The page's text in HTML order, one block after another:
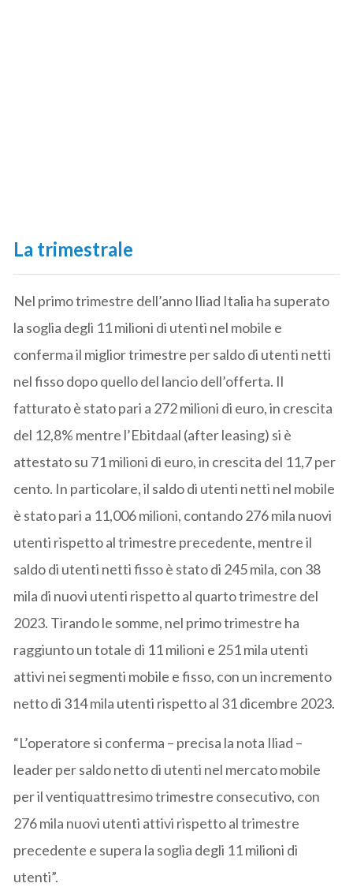
La trimestrale
Nel primo trimestre dell’anno Iliad Italia ha superato
la soglia degli 11 milioni di utenti nel mobile e
conferma il miglior trimestre per saldo di utenti netti
nel fisso dopo quello del lancio dell’offerta. Il
fatturato è stato pari a 272 milioni di euro, in crescita
del 12,8% mentre l’Ebitdaal (after leasing) si è
attestato su 71 milioni di euro, in crescita del 11,7 per
cento. In particolare, il saldo di utenti netti nel mobile
è stato pari a 11,006 milioni, contando 276 mila nuovi
utenti rispetto al trimestre precedente, mentre il
saldo di utenti netti fisso è stato di 245 mila, con 38
mila di nuovi utenti rispetto al quarto trimestre del
2023. Tirando le somme, nel primo trimestre ha
raggiunto un totale di 11 milioni e 251 mila utenti
attivi nei segmenti mobile e fisso, con un incremento
netto di 314 mila utenti rispetto al 31 dicembre 2023.
“L’operatore si conferma – precisa la nota Iliad –
leader per saldo netto di utenti nel mercato mobile
per il ventiquattresimo trimestre consecutivo, con
276 mila nuovi utenti attivi rispetto al trimestre
precedente e supera la soglia degli 11 milioni di
utenti”.